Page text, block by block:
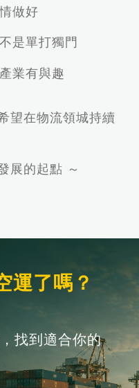
做好
是單打獨門
業有與趣
望在物流領城持續
展的起點 ～
運了嗎？
找到適合你的